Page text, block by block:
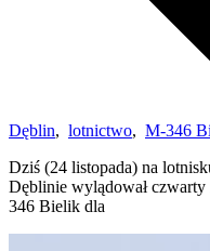
Dęblin, lotnictwo, M-346
Dziś (24 listopada) na
Dęblinie wylądował
346 Bielik dla